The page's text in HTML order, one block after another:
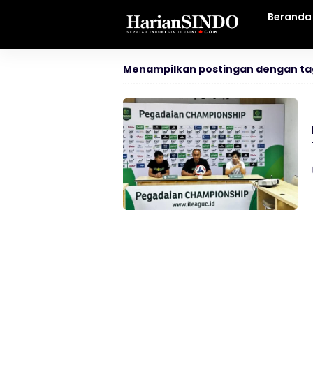
Beranda
Menampilkan postingan dengan